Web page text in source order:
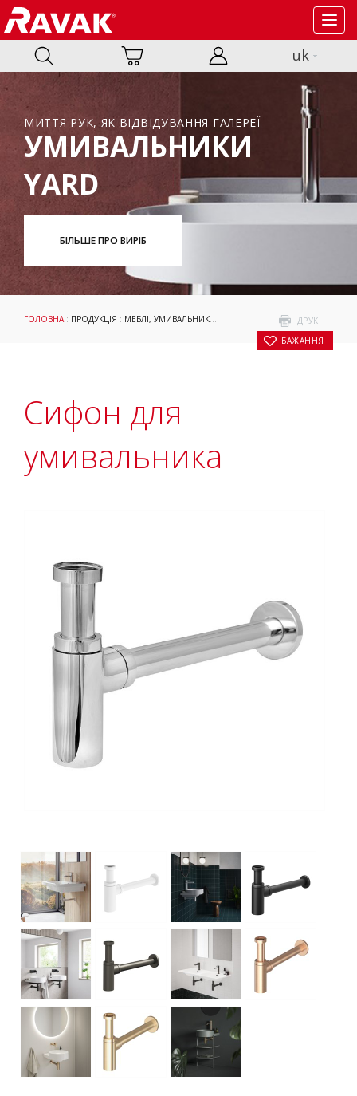
uk
МИТТЯ РУК, ЯК ВІДВІДУВАННЯ ГАЛЕРЕЇ
УМИВАЛЬНИКИ
YARD
БІЛЬШЕ ПРО ВИРІБ
ДРУК
БАЖАННЯ
ГОЛОВНА: ПРОДУКЦІЯ : МЕБЛІ, УМИВАЛЬНИКИ І WC УМИВАЛЬНИКИ:
Сифон для
умивальника